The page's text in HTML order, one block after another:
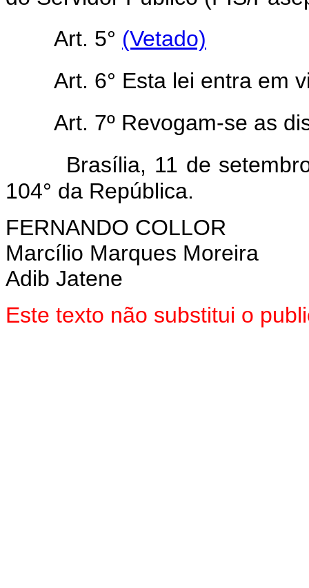
Art. 5° (Vetado)
Art. 6° Esta lei entra em
Art. 7º Revogam-se as
Brasília, 11 de
104° da República.
FERNANDO COLLOR
Marcílio Marques Moreira
Adib Jatene
Este texto não substitui o